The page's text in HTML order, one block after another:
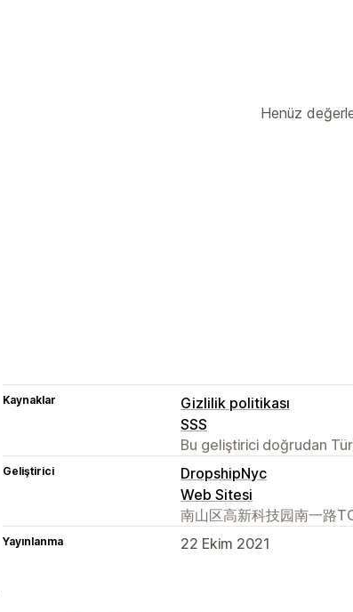
Henüz
Kaynaklar
Gizlilik politikası
SSS
Bu geliştirici doğrudan
Geliştirici
DropshipNyc
Web Sitesi
南山区高新科技园南一路
Yayınlanma 22 Ekim 2021